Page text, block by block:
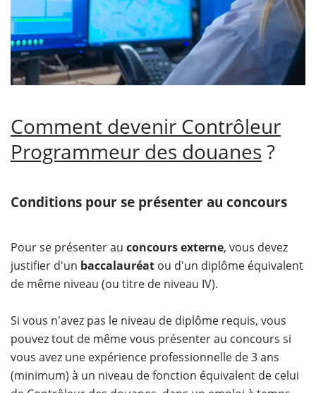
Comment devenir Contrôleur
Programmeur des douanes ?
Conditions pour se présenter au concours
Pour se présenter au concours externe, vous devez
justifier d'un baccalauréat ou d'un diplôme équivalent
de même niveau (ou titre de niveau IV).
Si vous n'avez pas le niveau de diplôme requis, vous
pouvez tout de même vous présenter au concours si
vous avez une expérience professionnelle de 3 ans
(minimum) à un niveau de fonction équivalent de celui